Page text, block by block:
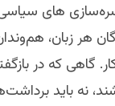
های
هر زبان،
گاهی که در
نه باید